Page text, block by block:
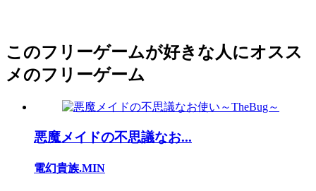
このフリーゲームが好きな人にオスス
メのフリーゲーム
悪魔メイドの不思議なお...
電幻貴族.MIN